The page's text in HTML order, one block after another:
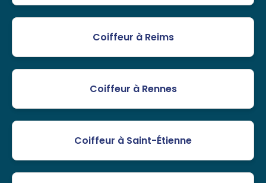
Coiffeur à Reims
Coiffeur à Rennes
Coiffeur à Saint-Étienne